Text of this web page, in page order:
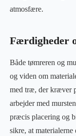
atmosfære.
Færdigheder
Både tømreren og
og viden om
med træ, der kræver
arbejder med
præcis placering og
sikre, at